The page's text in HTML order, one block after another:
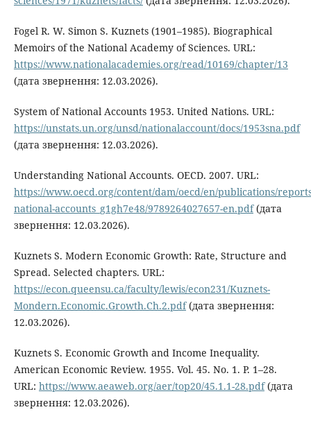
Fogel R. W. Simon S. Kuznets (1901–1985). Biographical
Memoirs of the National Academy of Sciences. URL:
https://www.nationalacademies.org/read/10169/chapter/13
(дата звернення: 12.03.2026).
System of National Accounts 1953. United Nations. URL:
https://unstats.un.org/unsd/nationalaccount/docs/1953sna.pdf
(дата звернення: 12.03.2026).
Understanding National Accounts. OECD. 2007. URL:
https://www.oecd.org/content/dam/oecd/en/publications/
national-accounts_g1gh7e48/9789264027657-en.pdf(дата
звернення: 12.03.2026).
Kuznets S. Modern Economic Growth: Rate, Structure and
Spread. Selected chapters. URL:
https://econ.queensu.ca/faculty/lewis/econ231/Kuznets-
Mondern.Economic.Growth.Ch.2.pdf(дата звернення:
12.03.2026).
Kuznets S. Economic Growth and Income Inequality.
American Economic Review. 1955. Vol. 45. No. 1. P. 1–28.
URL: https://www.aeaweb.org/aer/top20/45.1.1-28.pdf(дата
звернення: 12.03.2026).